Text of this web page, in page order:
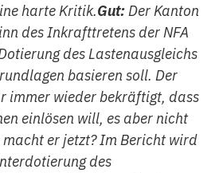
harte Kritik.Gut:Der Kanton
des Inkrafttretens der NFA
des Lastenausgleichs
basieren soll. Der
immer wieder bekräftigt, dass
einlösen will, es aber nicht
macht er jetzt? Im Bericht wird
des